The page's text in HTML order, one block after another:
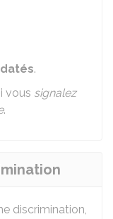
datés.
vous signalez
.
discrimination,